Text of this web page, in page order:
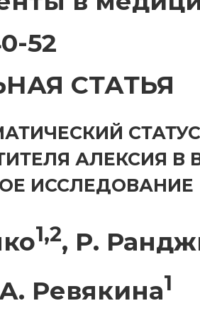
52
СТАТЬЯ
АЛЕКСИЯ В
ИССЛЕДОВАНИЕ
1,2, Р.
Ревякина1